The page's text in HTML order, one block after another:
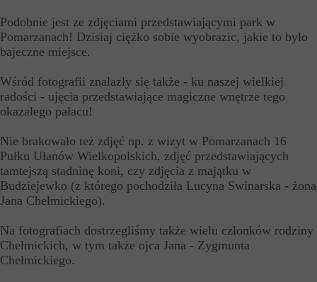
Podobnie jest ze zdjęciami przedstawiającymi park w
Pomarzanach! Dzisiaj ciężko sobie wyobrazic, jakie to było
bajeczne miejsce.
Wśród fotografii znalazły się także - ku naszej wielkiej
radości - ujęcia przedstawiające magiczne wnętrze tego
okazałego pałacu!
Nie brakowało też zdjęć np. z wizyt w Pomarzanach 16
Pułku Ułanów Wielkopolskich, zdjęć przedstawiających
tamtejszą stadninę koni, czy zdjęcia z majątku w
Budziejewko (z którego pochodziła Lucyna Swinarska - żona
Jana Chełmickiego).
Na fotografiach dostrzegliśmy także wielu członków rodziny
Chełmickich, w tym także ojca Jana - Zygmunta
Chełmickiego.